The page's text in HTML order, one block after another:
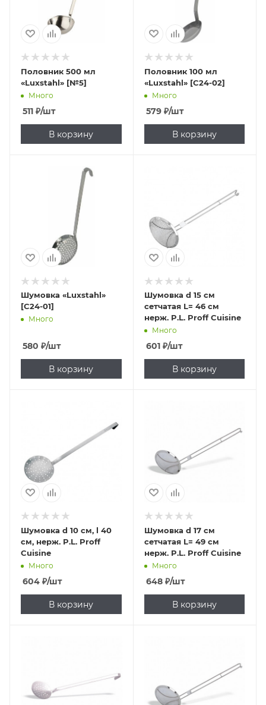
Половник 500 мл
«Luxstahl» [№5]
Много
511 ₽/шт
В корзину
Половник 100 мл
«Luxstahl» [C24-02]
Много
579₽/шт
В корзину
Шумовка «Luxstahl»
[C24-01]
Много
580 ₽/шт
В корзину
Шумовка d 15 см
сетчатая L= 46 см
нерж. P.L. Proff Cuisine
Много
601₽/шт
В корзину
Шумовка d 10 см, l 40
см, нерж. P.L. Proff
Cuisine
Много
604 ₽/шт
В корзину
Шумовка d 17 см
сетчатая L= 49 см
нерж. P.L. Proff Cuisine
Много
648₽/шт
В корзину